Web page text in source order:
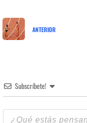
ANTERIOR
Subscríbete!